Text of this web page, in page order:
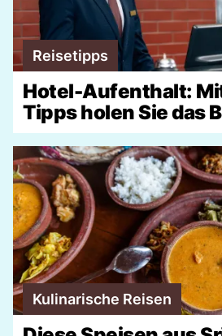
Reisetipps
Hotel-Aufenthalt:
Tipps holen Sie das
Kulinarische Reisen